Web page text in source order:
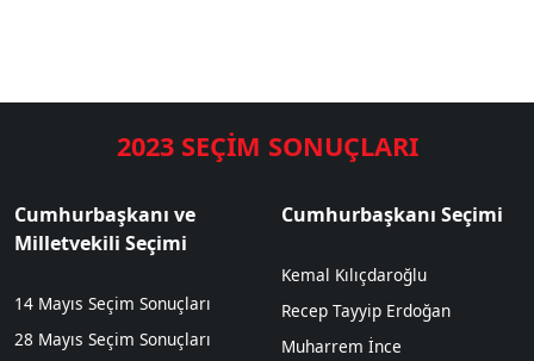
2023 SEÇİM SONUÇLARI
Cumhurbaşkanı ve
Milletvekili Seçimi
14 Mayıs Seçim Sonuçları
28 Mayıs Seçim Sonuçları
Cumhurbaşkanı Seçimi
Kemal Kılıçdaroğlu
Recep Tayyip Erdoğan
Muharrem İnce